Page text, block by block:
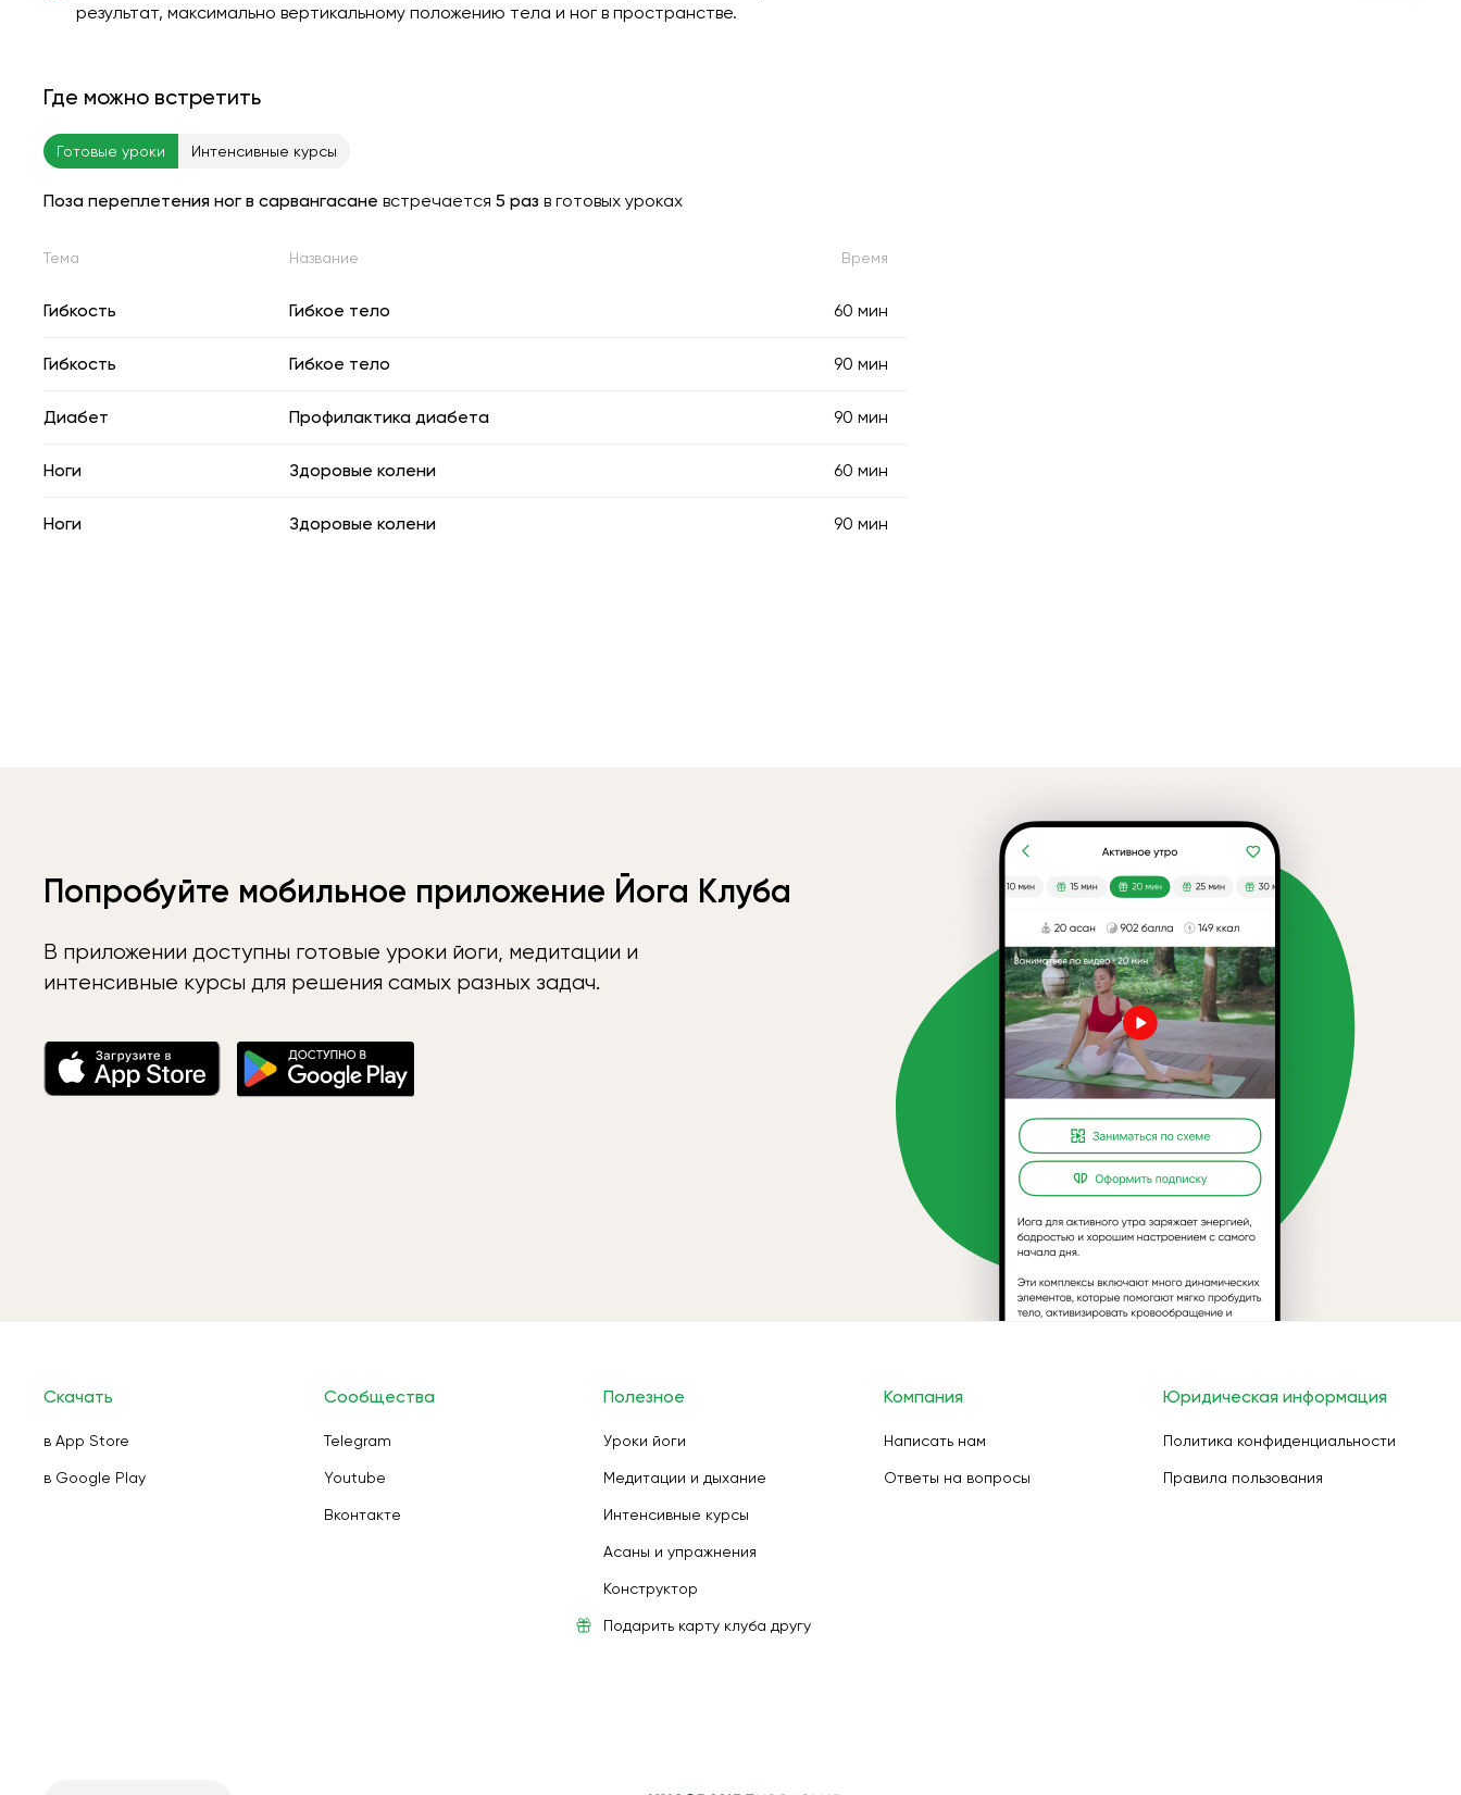
результат, максимально вертикальному положению тела и ног в пространстве.
Где можно встретить
Готовые уроки Интенсивные курсы
Поза переплетения ног в сарвангасане встречается 5 раз в готовых уроках
Тема Название Время
Гибкость Гибкое тело 60 мин
Гибкость Гибкое тело 90 мин
Диабет Профилактика диабета 90 мин
Ноги Здоровые колени 60 мин
Ноги Здоровые колени 90 мин
Попробуйте мобильное приложение Йога Клуба
В приложении доступны готовые уроки йоги, медитации и
интенсивные курсы для решения самых разных задач.
Скачать
в App Store
в Google Play
Сообщества
Telegram
Youtube
Вконтакте
Полезное
Уроки йоги
Медитации и дыхание
Интенсивные курсы
Асаны и упражнения
Конструктор
Подарить карту клуба другу
Компания
Написать нам
Ответы на вопросы
Юридическая информация
Политика конфиденциальности
Правила пользования